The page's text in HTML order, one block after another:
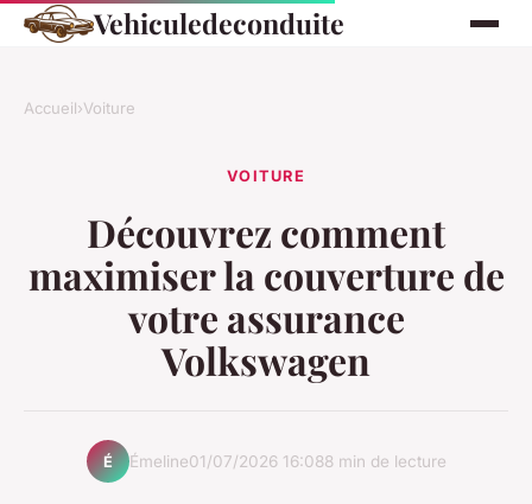
Vehiculedeconduite
Accueil›Voiture
VOITURE
Découvrez comment
maximiser la couverture de
votre assurance
Volkswagen
É Émeline01/07/2026 16:088 min de lecture